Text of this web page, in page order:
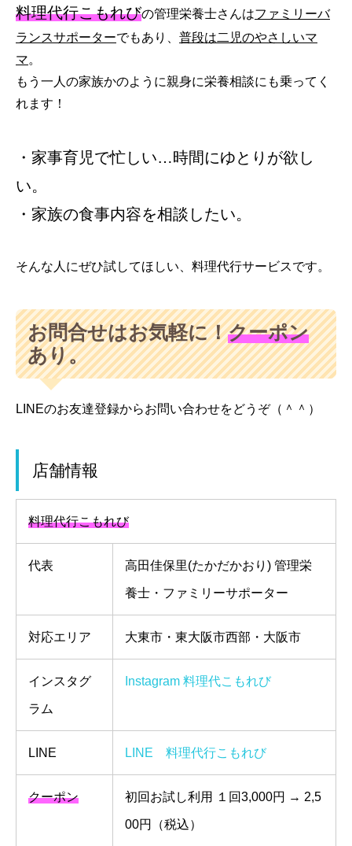
料理代行こもれびの管理栄養士さんはファミリーバ
ランスサポーターでもあり、 普段は二児のやさしいマ
マ。
もう一人の家族かのように親身に栄養相談にも乗ってく
れます！
・家事育児で忙しい…時間にゆとりが欲し
い。
・家族の食事内容を相談したい。
そんな人にぜひ試してほしい、料理代行サービスです。
お問合せはお気軽に！クーポン
あり。
LINEのお友達登録からお問い合わせをどうぞ（＾＾）
店舗情報
料理代行こもれび
代表 高田佳保里(たかだかおり) 管理栄
養士・ファミリーサポーター
対応エリア 大東市・東大阪市西部・大阪市
インスタグ
ラム
Instagram 料理代こもれび
LINE LINE 料理代行こもれび
クーポン 初回お試し利用 １回3,000円 → 2,5
00円（税込）